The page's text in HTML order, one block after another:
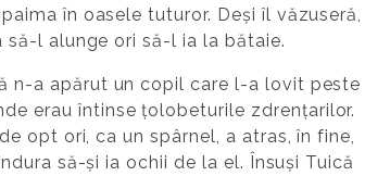
în oasele tuturor. Deși îl văzuseră,
l alunge ori să-l ia la bătaie.
n-a apărut un copil care l-a lovit peste
erau întinse țolobeturile zdrențarilor.
opt ori, ca un spârnel, a atras, în fine,
să-și ia ochii de la el. Însuși Tuică